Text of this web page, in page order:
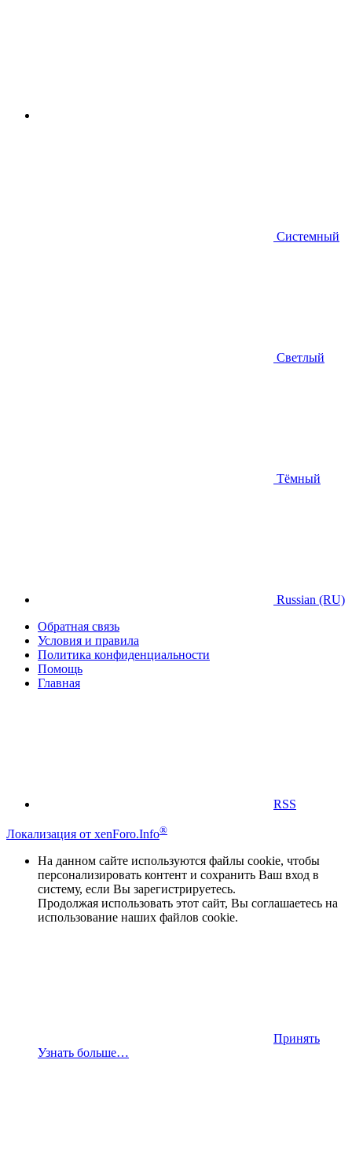
Системный
Светлый
Тёмный
Russian (RU)
Обратная связь
Условия и правила
Политика конфиденциальности
Помощь
Главная
RSS
Локализация от xenForo.Info®
На данном сайте используются файлы cookie, чтобы
персонализировать контент и сохранить Ваш вход в
систему, если Вы зарегистрируетесь.
Продолжая использовать этот сайт, Вы соглашаетесь на
использование наших файлов cookie.
Принять
Узнать больше…